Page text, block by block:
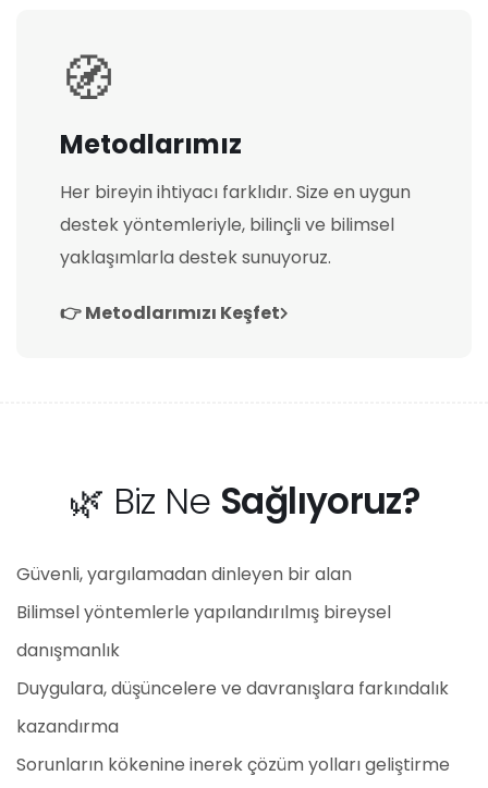
🧭
Metodlarımız
Her bireyin ihtiyacı farklıdır. Size en uygun
destek yöntemleriyle, bilinçli ve bilimsel
yaklaşımlarla destek sunuyoruz.
👉 Metodlarımızı Keşfet
🌿 Biz Ne Sağlıyoruz?
Güvenli, yargılamadan dinleyen bir alan
Bilimsel yöntemlerle yapılandırılmış bireysel
danışmanlık
Duygulara, düşüncelere ve davranışlara farkındalık
kazandırma
Sorunların kökenine inerek çözüm yolları geliştirme